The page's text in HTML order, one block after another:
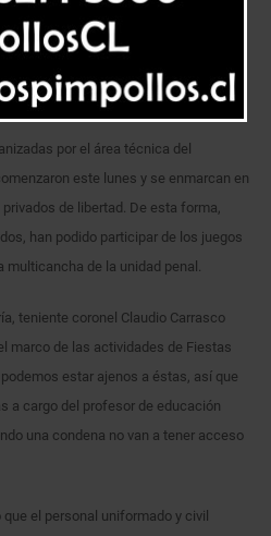
del huevo, y muchas otras
esta semana en el
de Quillota con motivo de las
por el área técnica del
este lunes y se enmarcan en
de libertad. De esta forma,
han podido participar de los juegos
multicancha de la unidad penal.
teniente coronel Claudio Carrasco
marco de las actividades de Fiestas
estar ajenos a éstas, así que
a cargo del profesor de educación
una condena no van a tener acceso
el personal uniformado y civil